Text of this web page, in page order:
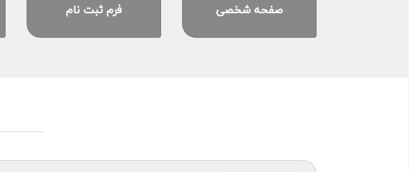
صفحه شخصی فرم ثبت نام